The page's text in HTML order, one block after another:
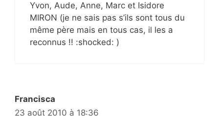
Yvon, Aude, Anne, Marc et Isidore
MIRON (je ne sais pas s’ils sont tous du
même père mais en tous cas, il les a
reconnus !! :shocked: )
Francisca
23 août 2010 à 18:36